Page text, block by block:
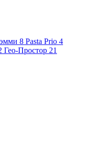
8 Pasta Prio 4
Гео-Простор 21